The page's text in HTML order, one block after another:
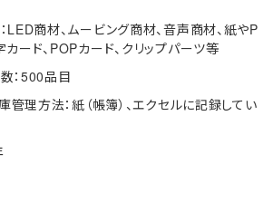
LED商材、ムービング商材、音声商材、紙やP
ード、POPカード、クリップパーツ等
：500品目
理方法：紙（帳簿）、エクセルに記録してい